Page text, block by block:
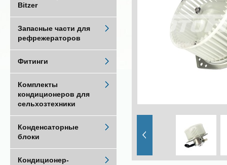
Bitzer
Запасные части для
рефрежераторов
Фитинги
Комплекты
кондиционеров для
сельхозтехники
Конденсаторные
блоки
Кондиционер-